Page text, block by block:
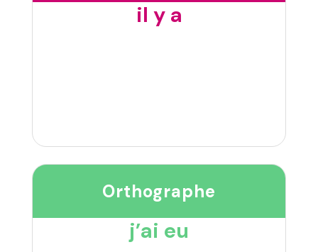
il y a
Orthographe
j’ai eu